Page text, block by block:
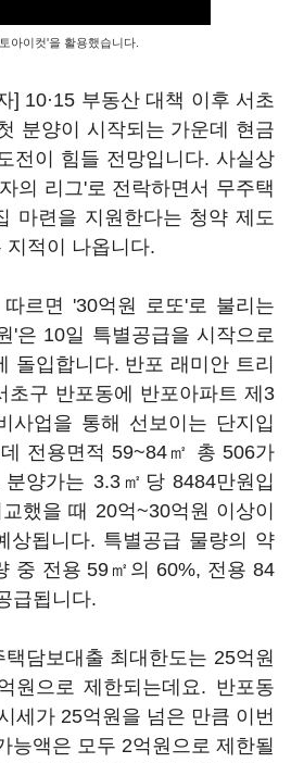
아이컷'을 활용했습니다.
] 10·15 부동산 대책 이후 서초
분양이 시작되는 가운데 현금
전이 힘들 전망입니다. 사실상
의 리그'로 전락하면서 무주택
마련을 지원한다는 청약 제도
지적이 나옵니다.
르면 '30억원 로또'로 불리는
'은 10일 특별공급을 시작으로
돌입합니다. 반포 래미안 트리
초구 반포동에 반포아파트 제3
사업을 통해 선보이는 단지입
전용면적 59~84㎡ 총 506가
양가는 3.3㎡당 8484만원입
했을 때 20억~30억원 이상이
상됩니다. 특별공급 물량의 약
중 전용 59㎡의 60%, 전용 84
급됩니다.
담보대출 최대한도는 25억원
원으로 제한되는데요. 반포동
세가 25억원을 넘은 만큼 이번
능액은 모두 2억원으로 제한될